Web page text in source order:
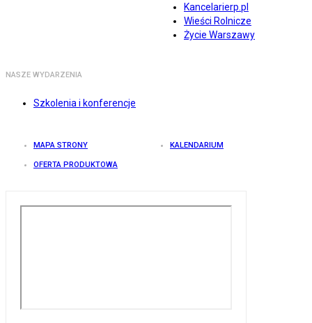
Kancelarierp.pl
Wieści Rolnicze
Życie Warszawy
NASZE WYDARZENIA
Szkolenia i konferencje
MAPA STRONY KALENDARIUM
OFERTA PRODUKTOWA